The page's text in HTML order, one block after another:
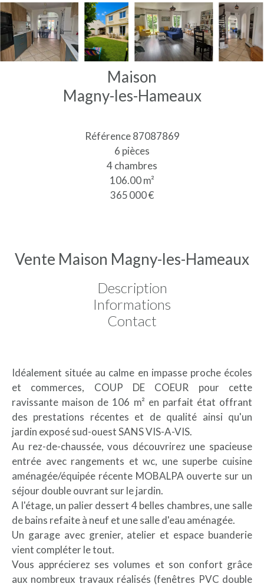
Maison
Magny-les-Hameaux
Référence87087869
6 pièces
4 chambres
106.00m²
365 000 €
Vente Maison Magny-les-Hameaux
Description
Informations
Contact
Idéalement située au calme en impasse proche écoles
et commerces, COUP DE COEUR pour cette
ravissante maison de 106 m² en parfait état offrant
des prestations récentes et de qualité ainsi qu'un
jardin exposé sud-ouest SANS VIS-A-VIS.
Au rez-de-chaussée, vous découvrirez une spacieuse
entrée avec rangements et wc, une superbe cuisine
aménagée/équipée récente MOBALPA ouverte sur un
séjour double ouvrant sur le jardin.
A l'étage, un palier dessert 4 belles chambres, une salle
de bains refaite à neuf et une salle d'eau aménagée.
Un garage avec grenier, atelier et espace buanderie
vient compléter le tout.
Vous apprécierez ses volumes et son confort grâce
aux nombreux travaux réalisés (fenêtres PVC double